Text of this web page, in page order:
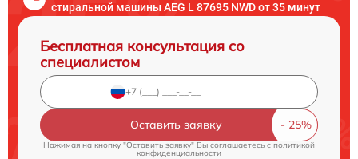
стиральной машины AEG L 87695 NWD от 35 минут
Бесплатная консультация со
специалистом
Оставить заявку
Нажимая на кнопку "Оставить заявку" Вы соглашаетесь cполитикой
конфиденциальности